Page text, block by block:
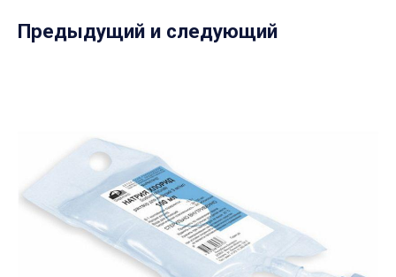
Предыдущий и следующий